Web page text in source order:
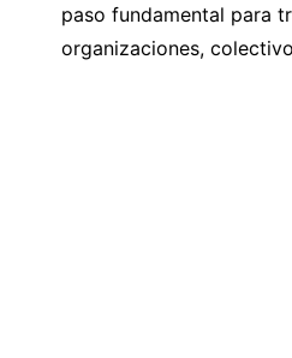
paso fundamental para
organizaciones,